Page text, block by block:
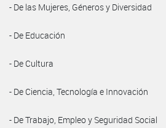
- De las Mujeres, Géneros y Diversidad
- De Educación
- De Cultura
- De Ciencia, Tecnología e Innovación
- De Trabajo, Empleo y Seguridad Social